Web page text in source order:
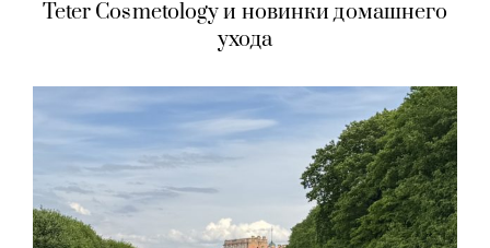
Teter Cosmetology и новинки домашнего
ухода